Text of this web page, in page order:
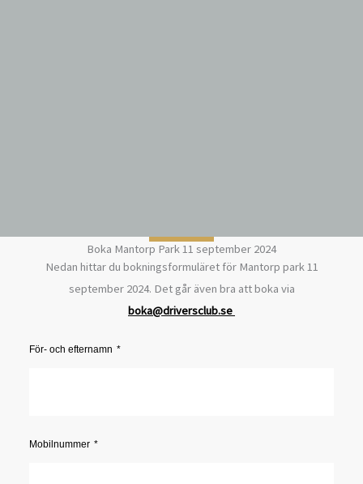
Boka Mantorp Park 11 september 2024
Nedan hittar du bokningsformuläret för Mantorp park 11
september 2024. Det går även bra att boka via
boka@driversclub.se
För- och efternamn
Mobilnummer